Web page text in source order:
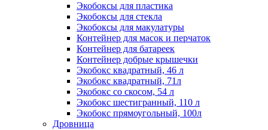
Экобоксы для пластика
Экобоксы для стекла
Экобоксы для макулатуры
Контейнер для масок и перчаток
Контейнер для батареек
Контейнер добрые крышечки
Экобокс квадратный, 46 л
Экобокс квадратный, 71л
Экобокс со скосом, 54 л
Экобокс шестигранный, 110 л
Экобокс прямоугольный, 100л
Дровница